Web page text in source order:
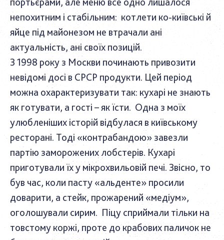
непохитним і стабільним: котлети ко-київські й
яйце під майонезом не втрачали ані
актуальність, ані своїх позицій.
З 1998 року з Москви починають привозити
невідомі досі в СРСР продукти. Цей період
можна охарактеризувати так: кухарі не знають
як готувати, а гості – як їсти. Одна з моїх
улюбленіших історій відбулася в київському
ресторані. Тоді «контрабандою» завезли
партію заморожених лобстерів. Кухарі
приготували їх у мікрохвильовій печі. Звісно, то
був час, коли пасту «альденте» просили
доварити, а стейк, прожарений «медіум»,
оголошували сирим. Піцу сприймали тільки на
товстому коржі, проте до крабових паличок не